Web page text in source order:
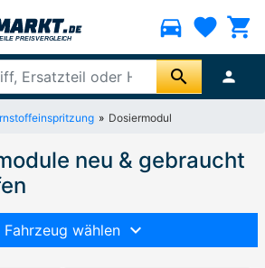
directions_car favorite shopping_cart
search person
Dosiermodul
neu & gebraucht
Fahrzeug wählen